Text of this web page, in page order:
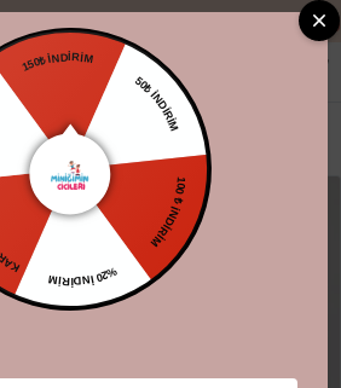
"Aynı gün
150₺ İNDİRİM
50₺ İNDİRİM
100 ₺ İNDİRİM
%20 İNDİRİM